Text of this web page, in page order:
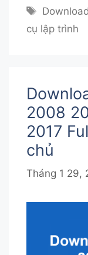
Thẻ
cụ lập trình
2008
2017
chủ
Tháng 1 29,